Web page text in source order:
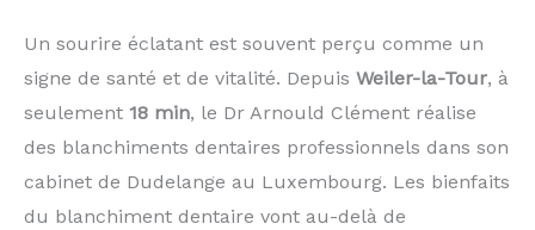
Un sourire éclatant est souvent perçu comme un
signe de santé et de vitalité. Depuis Weiler-la-Tour, à
seulement 18 min, le Dr Arnould Clément réalise
des blanchiments dentaires professionnels dans son
cabinet de Dudelange au Luxembourg. Les bienfaits
du blanchiment dentaire vont au-delà de